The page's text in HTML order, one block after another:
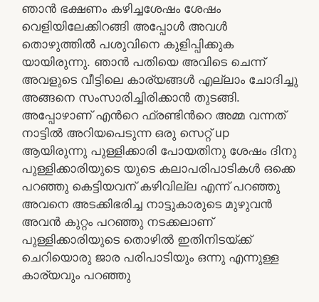
ഞാൻ ഭക്ഷണം കഴിച്ചശേഷം ശേഷം
വെളിയിലേക്കിറങ്ങി അപ്പോൾ അവൾ
തൊഴുത്തിൽ പശുവിനെ കുളിപ്പിക്കുക
യായിരുന്നു. ഞാൻ പതിയെ അവിടെ ചെന്ന്
അവളുടെ വീട്ടിലെ കാര്യങ്ങൾ എല്ലാം ചോദിച്ചു
അങ്ങനെ സംസാരിച്ചിരിക്കാൻ തുടങ്ങി.
അപ്പോഴാണ് എൻറെ ഫ്രണ്ടിൻറെ അമ്മ വന്നത്
നാട്ടിൽ അറിയപെടുന്ന ഒരു സെറ്റ് up
ആയിരുന്നു പുള്ളിക്കാരി പോയതിനു ശേഷം ദിനു
പുള്ളിക്കാരിയുടെ യുടെ കലാപരിപാടികൾ ഒക്കെ
പറഞ്ഞു കെട്ടിയവന് കഴിവില്ല എന്ന് പറഞ്ഞു
അവനെ അടക്കിഭരിച്ച നാട്ടുകാരുടെ മുഴുവൻ
അവൻ കുറ്റം പറഞ്ഞു നടക്കലാണ്
പുള്ളിക്കാരിയുടെ തൊഴിൽ ഇതിനിടയ്ക്ക്
ചെറിയൊരു ജാര പരിപാടിയും ഒന്നു എന്നുള്ള
കാര്യവും പറഞ്ഞു